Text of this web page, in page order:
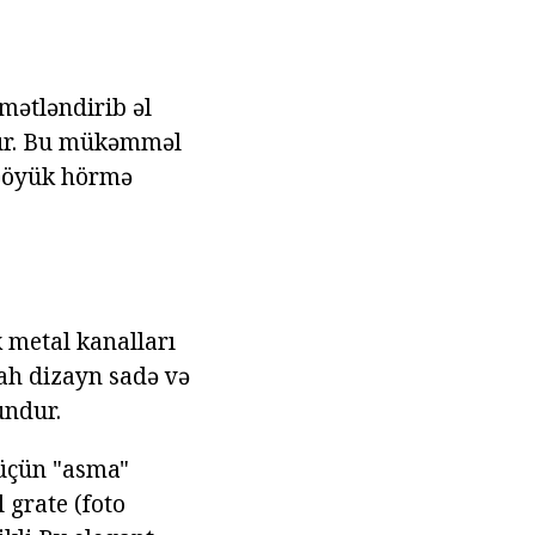
əl
Bu mükəmməl
hörmə
kanalları
dizayn sadə və
"asma"
grate (foto